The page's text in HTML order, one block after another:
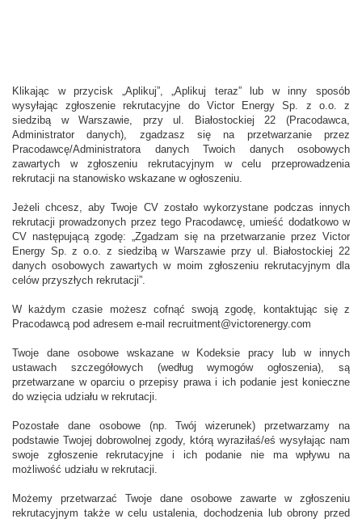
Klikając w przycisk „Aplikuj”, „Aplikuj teraz” lub w inny sposób
wysyłając zgłoszenie rekrutacyjne do Victor Energy Sp. z o.o. z
siedzibą w Warszawie, przy ul. Białostockiej 22 (Pracodawca,
Administrator danych), zgadzasz się na przetwarzanie przez
Pracodawcę/Administratora danych Twoich danych osobowych
zawartych w zgłoszeniu rekrutacyjnym w celu przeprowadzenia
rekrutacji na stanowisko wskazane w ogłoszeniu.
Jeżeli chcesz, aby Twoje CV zostało wykorzystane podczas innych
rekrutacji prowadzonych przez tego Pracodawcę, umieść dodatkowo w
CV następującą zgodę: „Zgadzam się na przetwarzanie przez Victor
Energy Sp. z o.o. z siedzibą w Warszawie przy ul. Białostockiej 22
danych osobowych zawartych w moim zgłoszeniu rekrutacyjnym dla
celów przyszłych rekrutacji”.
W każdym czasie możesz cofnąć swoją zgodę, kontaktując się z
Pracodawcą pod adresem e-mail recruitment@victorenergy.com
Twoje dane osobowe wskazane w Kodeksie pracy lub w innych
ustawach szczegółowych (według wymogów ogłoszenia), są
przetwarzane w oparciu o przepisy prawa i ich podanie jest konieczne
do wzięcia udziału w rekrutacji.
Pozostałe dane osobowe (np. Twój wizerunek) przetwarzamy na
podstawie Twojej dobrowolnej zgody, którą wyraziłaś/eś wysyłając nam
swoje zgłoszenie rekrutacyjne i ich podanie nie ma wpływu na
możliwość udziału w rekrutacji.
Możemy przetwarzać Twoje dane osobowe zawarte w zgłoszeniu
rekrutacyjnym także w celu ustalenia, dochodzenia lub obrony przed